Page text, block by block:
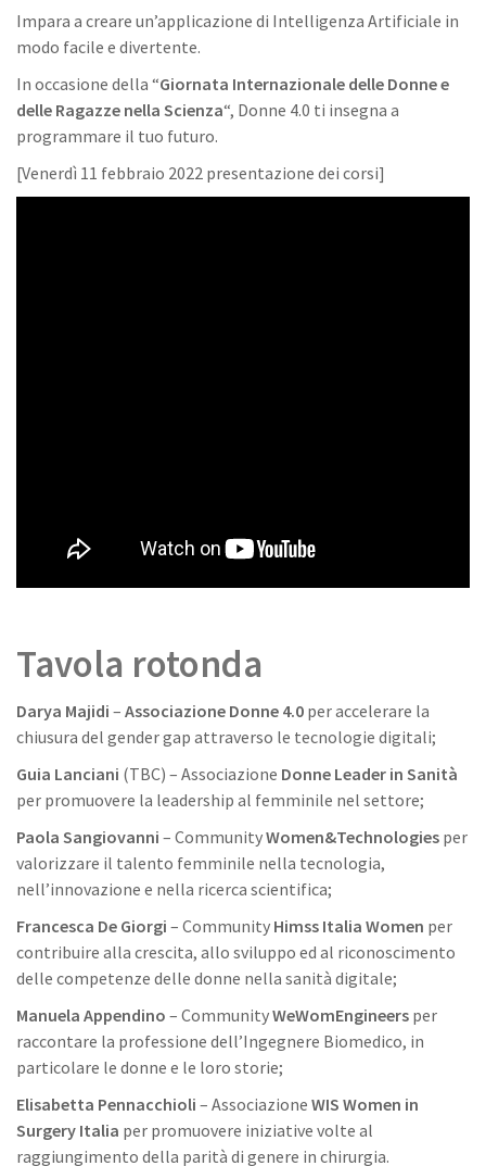
Impara a creare un’applicazione di Intelligenza Artificiale in
modo facile e divertente.
In occasione della “Giornata Internazionale delle Donne e
delle Ragazze nella Scienza“, Donne 4.0 ti insegna a
programmare il tuo futuro.
[Venerdì 11 febbraio 2022 presentazione dei corsi]
Tavola rotonda
Darya Majidi – Associazione Donne 4.0 per accelerare la
chiusura del gender gap attraverso le tecnologie digitali;
Guia Lanciani (TBC) – Associazione Donne Leader in Sanità
per promuovere la leadership al femminile nel settore;
Paola Sangiovanni – CommunityWomen&Technologies per
valorizzare il talento femminile nella tecnologia,
nell’innovazione e nella ricerca scientifica;
Francesca De Giorgi – Community Himss Italia Women per
contribuire alla crescita, allo sviluppo ed al riconoscimento
delle competenze delle donne nella sanità digitale;
Manuela Appendino – CommunityWeWomEngineers per
raccontare la professione dell’Ingegnere Biomedico, in
particolare le donne e le loro storie;
Elisabetta Pennacchioli – Associazione WIS Women in
Surgery Italia per promuovere iniziative volte al
raggiungimento della parità di genere in chirurgia.